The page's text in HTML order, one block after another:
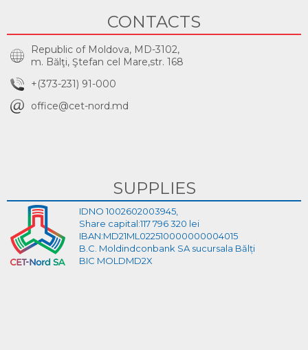
CONTACTS
Republic of Moldova, MD-3102,
m. Bălţi, Ştefan cel Mare,str. 168
+(373-231) 91-000
office@cet-nord.md
SUPPLIES
IDNO 1002602003945,
Share capital:117 796 320 lei
IBAN:MD21ML022510000000004015
B.C. Moldindconbank SA sucursala Bălți
BIC MOLDMD2X